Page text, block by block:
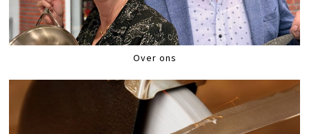
Over ons